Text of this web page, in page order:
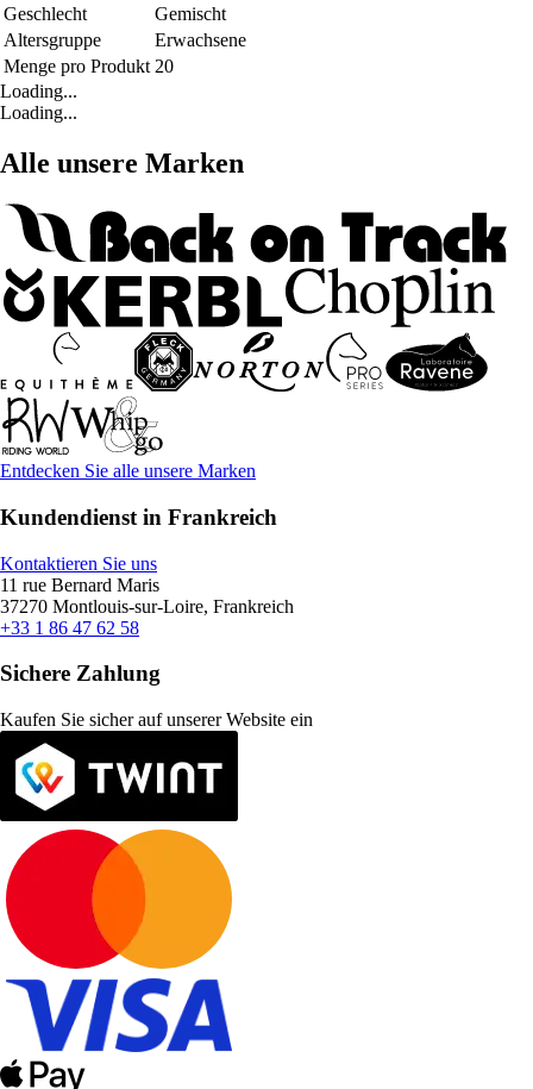
Geschlecht
Gemischt
Altersgruppe
Erwachsene
Menge pro Produkt 20
Loading...
Loading...
Alle unsere Marken
Entdecken Sie alle unsere Marken
Kundendienst in Frankreich
Kontaktieren Sie uns
11 rue Bernard Maris
37270 Montlouis-sur-Loire, Frankreich
+33 1 86 47 62 58
Sichere Zahlung
Kaufen Sie sicher auf unserer Website ein